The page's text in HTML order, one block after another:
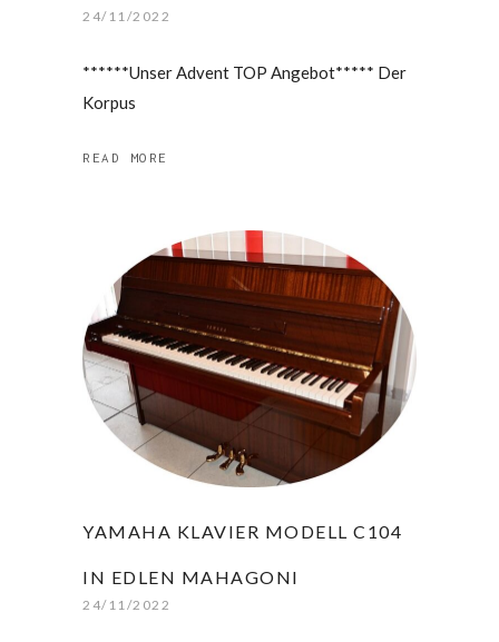
24/11/2022
******Unser Advent TOP Angebot***** Der
Korpus
READ MORE
YAMAHA KLAVIER MODELL C104
IN EDLEN MAHAGONI
24/11/2022